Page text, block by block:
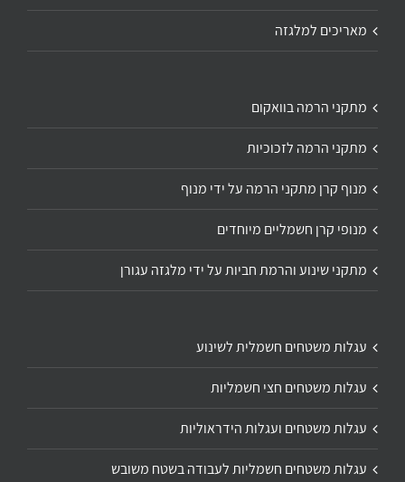
מאריכים למלגזה
מתקני הרמה בוואקום
מתקני הרמה לזכוכיות
מנוף קרן מתקני הרמה על ידי מנוף
מנופי קרן חשמליים מיוחדים
מתקני שינוע והרמת חביות על ידי מלגזה עגורן
עגלות משטחים חשמלית לשינוע
עגלות משטחים חצי חשמליות
עגלות משטחים ועגלות הידראוליות
עגלות משטחים חשמליות לעבודה בשטח משובש